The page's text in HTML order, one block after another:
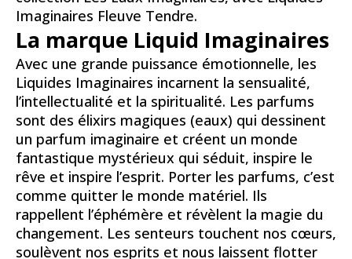
Imaginaires Fleuve Tendre.
La marque Liquid Imaginaires
Avec une grande puissance émotionnelle, les
Liquides Imaginaires incarnent la sensualité,
l’intellectualité et la spiritualité. Les parfums
sont des élixirs magiques (eaux) qui dessinent
un parfum imaginaire et créent un monde
fantastique mystérieux qui séduit, inspire le
rêve et inspire l’esprit. Porter les parfums, c’est
comme quitter le monde matériel. Ils
rappellent l’éphémère et révèlent la magie du
changement. Les senteurs touchent nos cœurs,
soulèvent nos esprits et nous laissent flotter